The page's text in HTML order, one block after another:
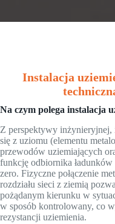
Instalacja
Na czym polega instalacja
Z perspektywy inżynieryjnej,
się z uziomu (elementu
przewodów uziemiających
funkcję odbiornika
zero. Fizyczne połączenie
rozdziału sieci z ziemią
pożądanym kierunku w
w sposób kontrolowany, co
rezystancji uziemienia.